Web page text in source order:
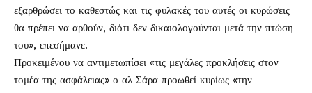
εξαρθρώσει το καθεστώς και τις φυλακές του αυτές οι κυρώσεις
θα πρέπει να αρθούν, διότι δεν δικαιολογούνται μετά την πτώση
του», επεσήμανε.
Προκειμένου να αντιμετωπίσει «τις μεγάλες προκλήσεις στον
τομέα της ασφάλειας» ο αλ Σάρα προωθεί κυρίως «την